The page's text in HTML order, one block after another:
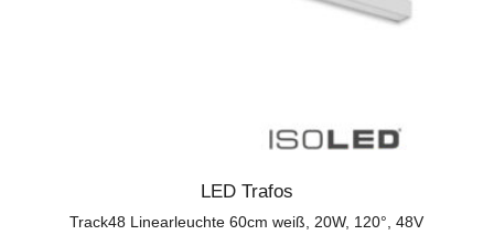
LED Trafos
Track48 Linearleuchte 60cm weiß, 20W, 120°, 48V